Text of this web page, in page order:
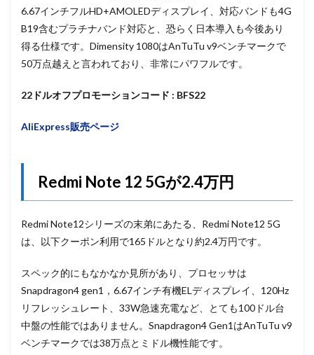
6.67インチフルHD+AMOLEDディスプレイ、対応バンドも4G
B19含むプラチナバンド対応と、恐らく日本導入も今後あり
得る仕様です。Dimensity 1080はAnTuTu v9ベンチマークで
50万点越えと言われており、非常にパワフルです。
22ドルオフプロモーションコード : BFS22
AliExpress販売ページ
Redmi Note 12 5Gが2.4万円
Redmi Note12シリーズの末弟にあたる、Redmi Note12 5G
は、以下クーポン利用で165ドルとなり約2.4万円です。
スペック的にもなかなか見所があり、プロセッサは
Snapdragon4 gen1，6.67インチ有機ELディスプレイ、120Hz
リフレッシュレート、33W急速充電など、とても100ドル台
中盤の性能ではありません。Snapdragon4 Gen1はAnTuTu v9
ベンチマークでは38万点とミドル機性能です。